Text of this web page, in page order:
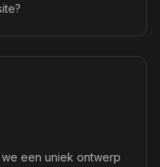
een uniek ontwerp